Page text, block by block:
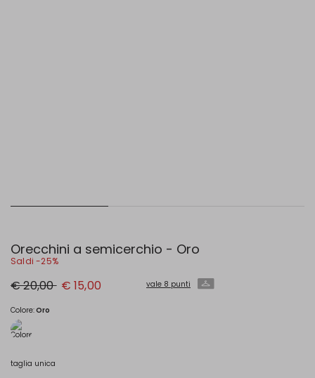
Orecchini a semicerchio - Oro
Saldi -25%
Prezzo
originale
20,00
€ 20,00 Nuovo
prezzo
€ 15,00 vale 8 punti
Colore:Oro
taglia unica